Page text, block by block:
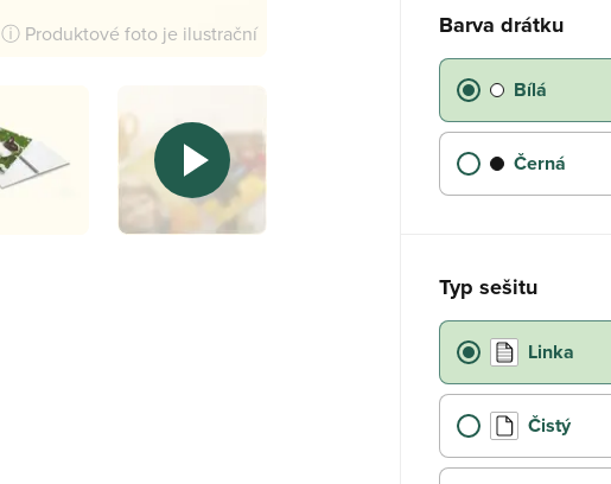
ⓘ Produktové foto je ilustrační Barva drátku
Bílá
Černá
Typ sešitu
Linka
Čistý